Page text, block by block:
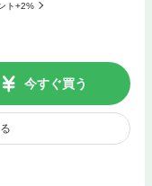
ト+2%
今すぐ買う